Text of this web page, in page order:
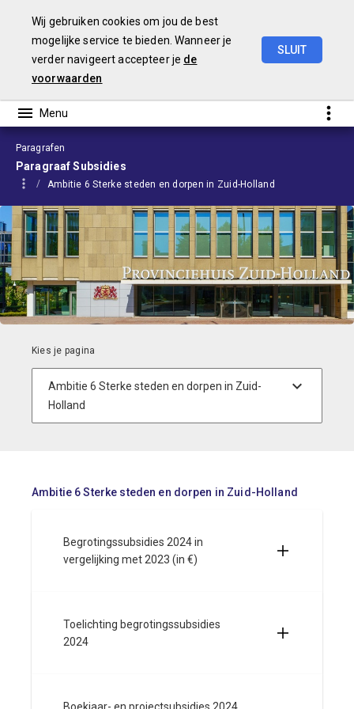
Wij gebruiken cookies om jou de best
mogelijke service te bieden. Wanneer je
verder navigeert accepteer je de
voorwaarden
SLUIT
Paragrafen
Paragraaf Subsidies
Ambitie 6 Sterke steden en dorpen in Zuid-Holland
Ambitie 6 Sterke steden en dorpen in Zuid-Holland
Begrotingssubsidies 2024 in
vergelijking met 2023 (in €)
Toelichting begrotingssubsidies
2024